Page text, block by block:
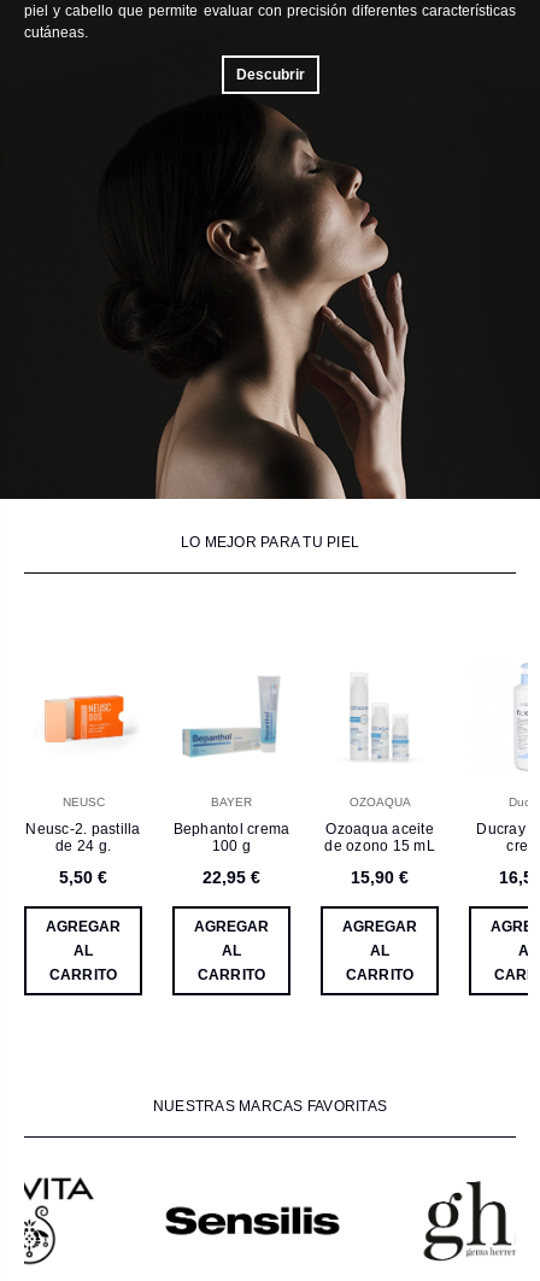
piel y cabello que permite evaluar con precisión diferentes características
cutáneas.
Descubrir
LO MEJOR PARA TU PIEL
NEUSC
Neusc-2. pastilla
de 24 g.
5,50 €
AGREGAR
AL
CARRITO
BAYER
Bephantol crema
100 g
22,95 €
AGREGAR
AL
CARRITO
OZOAQUA
Ozoaqua aceite
de ozono 15 mL
15,90 €
AGREGAR
AL
CARRITO
Ducray
cutánea
AL
NUESTRAS MARCAS FAVORITAS